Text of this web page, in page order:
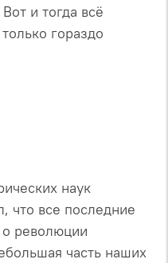
и тогда всё
гораздо
наук
что все последние
революции
часть наших